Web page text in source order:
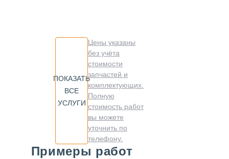
ПОКАЗАТЬ
ВСЕ
УСЛУГИ
Цены указаны
без учёта
стоимости
запчастей и
комплектующих.
Полную
стоимость работ
вы можете
уточнить по
телефону.
Примеры работ